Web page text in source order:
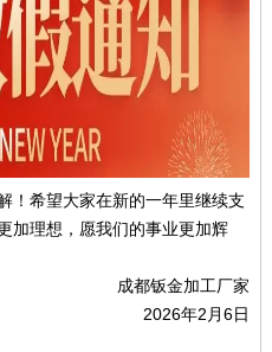
！希望大家在新的一年里继续支
加理想，愿我们的事业更加辉
成都钣金加工厂家
2026年2月6日